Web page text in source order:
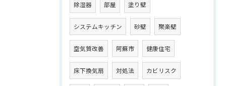
除湿器 部屋 塗り壁
システムキッチン 砂壁 聚楽壁
空気質改善 阿蘇市 健康住宅
床下換気扇 対処法 カビリスク